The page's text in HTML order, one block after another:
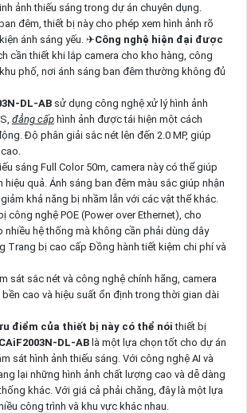
ảnh thiếu sáng trong dự án chuyên dụng.
đêm, thiết bị này cho phép xem hình ảnh rõ
ánh sáng yếu. ✈Công nghệ hiện đại được
cần thiết khi lắp camera cho kho hàng, công
phố, nơi ánh sáng ban đêm thường không đủ
DL-AB sử dụng công nghệ xử lý hình ảnh
đẳng cấphình ảnh được tái hiện một cách
Độ phân giải sắc nét lên đến 2.0 MP, giúp
sáng Full Color 50m, camera này có thể giúp
quả. Ánh sáng ban đêm màu sắc giúp nhận
khả năng bị nhầm lẫn với các vật thể khác.
công nghệ POE (Power over Ethernet), cho
nhiều hệ thống mà không cần phải dùng dây
Trang bị cao cấp Đồng hành tiết kiệm chi phí và
sát sắc nét và công nghệ chính hãng, camera
cao và hiệu suất ổn định trong thời gian dài
điểm của thiết bị này có thể nóithiết bị
DL-AB là một lựa chọn tốt cho dự án
sát hình ảnh thiếu sáng. Với công nghệ AI và
lại những hình ảnh chất lượng cao và dễ dàng
khác. Với giá cả phải chăng, đây là một lựa
công trình và khu vực khác nhau.